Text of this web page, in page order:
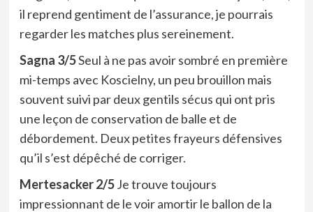
il reprend gentiment de l’assurance, je pourrais
regarder les matches plus sereinement.
Sagna 3/5Seul à ne pas avoir sombré en première
mi-temps avec Koscielny, un peu brouillon mais
souvent suivi par deux gentils sécus qui ont pris
une leçon de conservation de balle et de
débordement. Deux petites frayeurs défensives
qu’il s’est dépêché de corriger.
Mertesacker 2/5Je trouve toujours
impressionnant de le voir amortir le ballon de la